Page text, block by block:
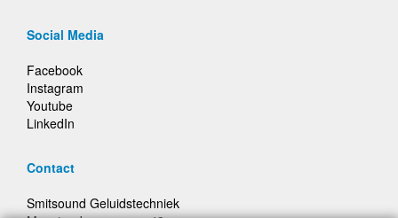
Social Media
Facebook
Instagram
Youtube
LinkedIn
Contact
Smitsound Geluidstechniek